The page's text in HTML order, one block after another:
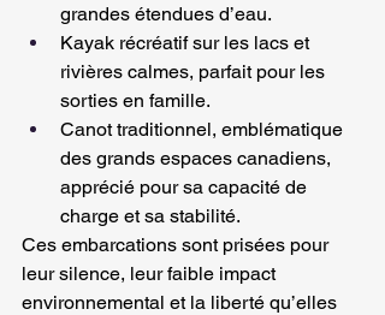
grandes étendues d’eau.
Kayak récréatif sur les lacs et
rivières calmes, parfait pour les
sorties en famille.
Canot traditionnel, emblématique
des grands espaces canadiens,
apprécié pour sa capacité de
charge et sa stabilité.
Ces embarcations sont prisées pour
leur silence, leur faible impact
environnemental et la liberté qu’elles